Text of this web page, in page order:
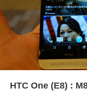
HTC One (E8) :